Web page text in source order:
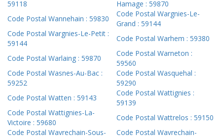
59118
Hamage : 59870
Code Postal Wannehain : 59830
Code Postal Wargnies-Le-
Grand : 59144
Code Postal Wargnies-Le-Petit :
59144
Code Postal Warhem : 59380
Code Postal Warlaing : 59870
Code Postal Warneton :
59560
Code Postal Wasnes-Au-Bac :
59252
Code Postal Wasquehal :
59290
Code Postal Watten : 59143
Code Postal Wattignies :
59139
Code Postal Wattignies-La-
Victoire : 59680
Code Postal Wattrelos : 59150
Code Postal Wavrechain-Sous-
Code Postal Wavrechain-